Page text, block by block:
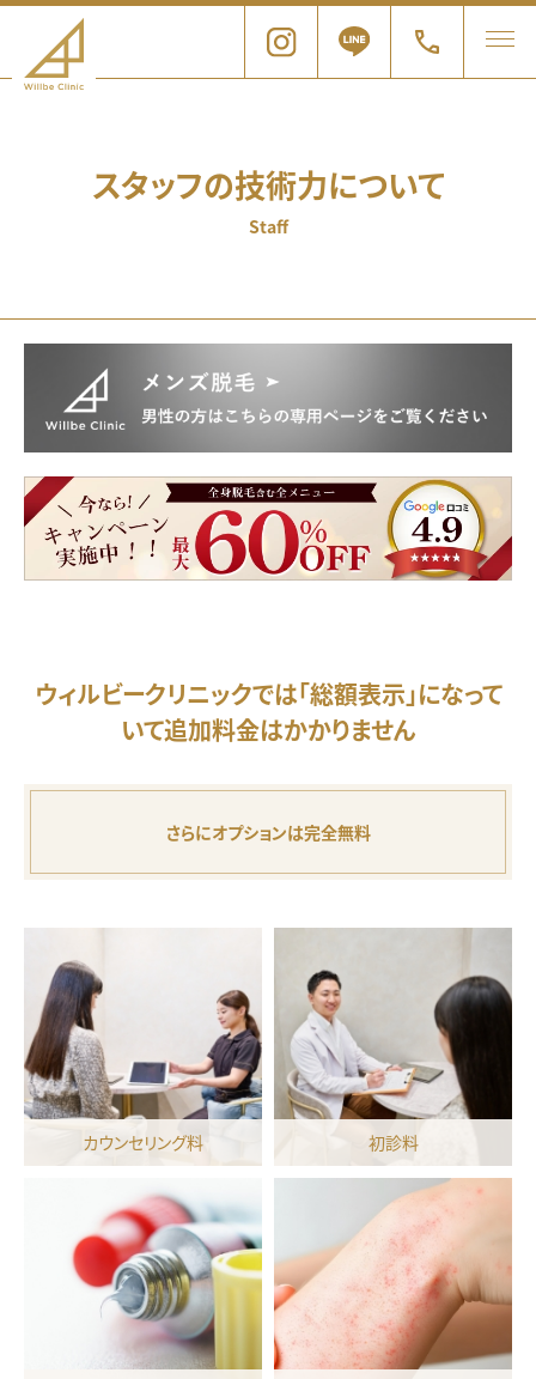
スタッフの技術力について
Staff
ウィルビークリニックでは「総額表示」になって
いて追加料金はかかりません
さらにオプションは完全無料
カウンセリング料 初診料